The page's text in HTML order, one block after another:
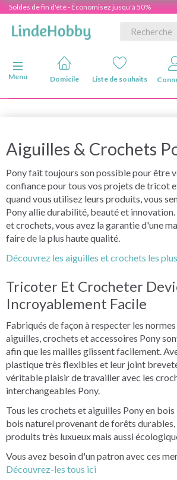
Soldes de fin d'été - Économisez jusqu'à 50%
Basculer la navigation
Menu
Domicile Liste de souhaits
Aiguilles & Crochets
Pony fait toujours son possible pour être
confiance pour tous vos projets de tricot
quand vous utilisez leurs produits, vous
Pony allie durabilité, beauté et
et crochets, vous avez la garantie d'une
faire de la plus haute qualité.
Découvrez les aiguilles et crochets les
Tricoter Et Crocheter
Incroyablement Facile
Fabriqués de façon à respecter les
aiguilles, crochets et accessoires Pony
afin que les mailles glissent facilement.
plastique très flexibles et leur joint
véritable plaisir de travailler avec les
interchangeables Pony.
Tous les crochets et aiguilles Pony en
bois naturel provenant de forêts durables,
produits très luxueux mais aussi
Vous avez besoin d'un patron avec ces
Découvrez-les tous ici